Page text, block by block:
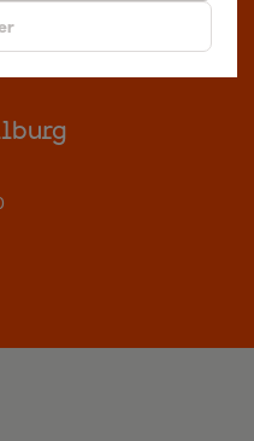
personnalisés : nous
soit votre projet. Fixami